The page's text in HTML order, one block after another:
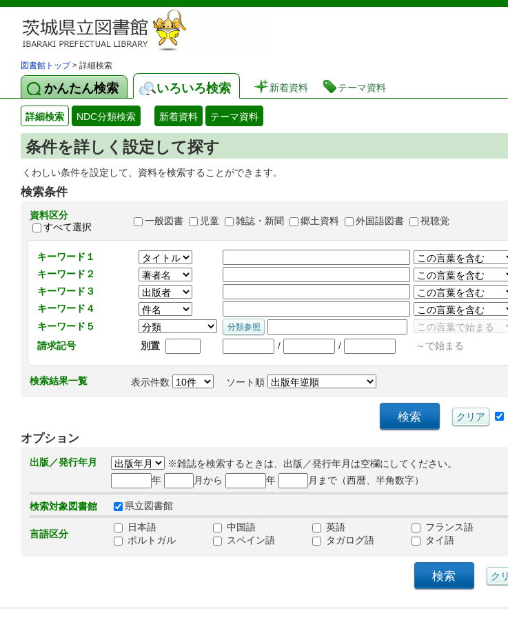
茨城県立図書館 蔵書検索・予約システム
図書館トップ> 詳細検索
かんたん検索 いろいろ検索 新着資料 テーマ資料
詳細検索 NDC分類検索 新着資料 テーマ資料
条件を詳しく設定して探す
くわしい条件を設定して、資料を検索することができます。
検索条件
資料区分
すべて選択
一般図書 児童 雑誌・新聞 郷土資料 外国語図書 視聴覚
キーワード１
キーワード２
キーワード３
キーワード４
キーワード５
請求記号
別置 / / ～で始まる
検索結果一覧 表示件数 ソート順
オプション
出版／発行年月
※雑誌を検索するときは、出版／発行年月は空欄にしてください。
年
月から 年 月まで（西暦、半角数字）
検索対象図書館 県立図書館
言語区分
日本語 中国語 英語 フランス語
ポルトガル
スペイン語 タガログ語 タイ語